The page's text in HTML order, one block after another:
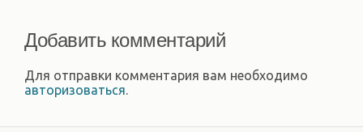
Добавить комментарий
Для отправки комментария вам необходимо
авторизоваться.